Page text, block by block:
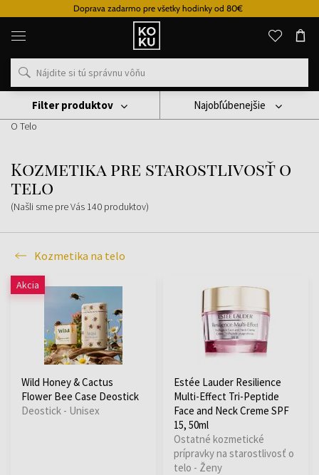
Doprava zadarmo pre všetky hodinky od 80€
Originálne
parfémy
hodinky
na
mieste
Kozmetika
Kozmetika Na Telo
Kozmetika Pre Starostlivosť
O Telo
Kozmetika pre starostlivosť o
telo
(Našli sme pre Vás 140 produktov)
Najobľúbenejšie
Kozmetika na telo
Filter produktov
Akcia
Wild Honey & Cactus
Flower Bee Case Deostick
Deostick - Unisex
Estée Lauder Resilience
Multi-Effect Tri-Peptide
Face and Neck Creme SPF
15, 50ml
Ostatné kozmetické
prípravky na starostlivosť o
telo - Ženy